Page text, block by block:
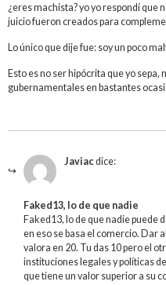
¿eres machista? yo yo respondí que
juicio fueron creados para
Lo único que dije fue: soy un poco
Esto es no ser hipócrita que yo sepa,
gubernamentales en bastantes
Javiacdice:
Faked13, lo de que nadie
Faked13, lo de que nadie puede
en eso se basa el comercio. Dar
valora en 20. Tu das 10 pero el
instituciones legales y políticas
que tiene un valor superior a su